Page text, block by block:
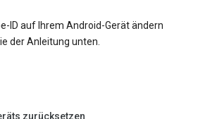
ID auf Ihrem Android-Gerät ändern
der Anleitung unten.
zurücksetzen